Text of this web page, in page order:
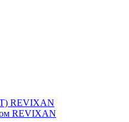
REVIXAN
REVIXAN